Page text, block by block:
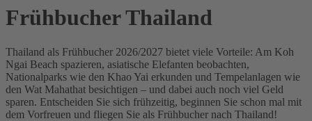
Frühbucher Thailand
Thailand als Frühbucher 2026/2027 bietet viele Vorteile: Am Koh
Ngai Beach spazieren, asiatische Elefanten beobachten,
Nationalparks wie den Khao Yai erkunden und Tempelanlagen wie
den Wat Mahathat besichtigen – und dabei auch noch viel Geld
sparen. Entscheiden Sie sich frühzeitig, beginnen Sie schon mal mit
dem Vorfreuen und fliegen Sie als Frühbucher nach Thailand!